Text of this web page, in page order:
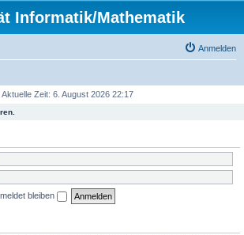
Informatik/Mathematik
Anmelden
Aktuelle Zeit: 6. August 2026 22:17
bleiben